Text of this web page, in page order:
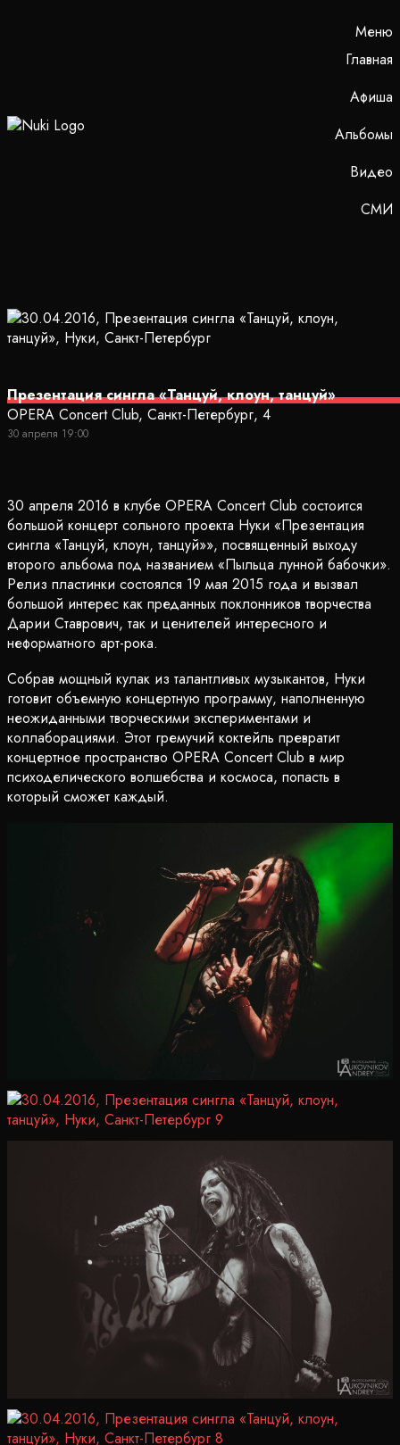
Меню
Главная
Афиша
Альбомы
Видео
СМИ
Презентация сингла «Танцуй, клоун, танцуй»
OPERA Concert Club, Санкт-Петербург, 4
30 апреля 19:00
30 апреля 2016 в клубе OPERA Concert Club состоится
большой концерт сольного проекта Нуки «Презентация
сингла «Танцуй, клоун, танцуй»», посвященный выходу
второго альбома под названием «Пыльца лунной бабочки».
Релиз пластинки состоялся 19 мая 2015 года и вызвал
большой интерес как преданных поклонников творчества
Дарии Ставрович, так и ценителей интересного и
неформатного арт-рока.
Собрав мощный кулак из талантливых музыкантов, Нуки
готовит объемную концертную программу, наполненную
неожиданными творческими экспериментами и
коллаборациями. Этот гремучий коктейль превратит
концертное пространство OPERA Concert Club в мир
психоделического волшебства и космоса, попасть в
который сможет каждый.